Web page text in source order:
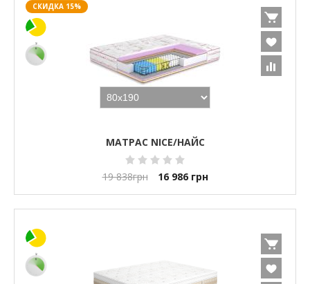
СКИДКА 15%
МАТРАС NICE/НАЙС
19 838грн 16 986 грн